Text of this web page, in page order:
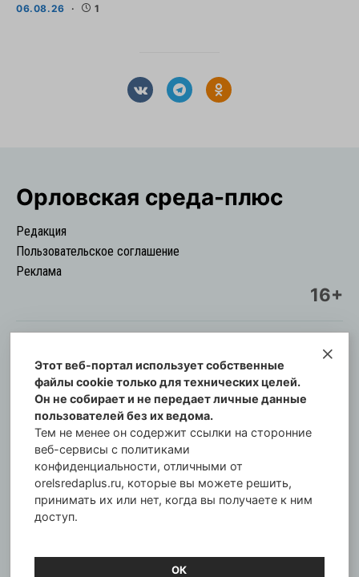
06.08.26 1
Орловская cреда-плюс
Редакция
Пользовательское соглашение
Реклама
16+
© Информационный городской портал
Орловская cреда-плюс, 2021-2026
Свидетельство о регистрации СМИ: ПИ №57-
00254 от 29 октября 2013 г.
Газета зарегистрирована Управлением
Федеральной службы по надзору в сфере связи,
информационных технологий и массовых
коммуникаций по Орловской области.
Главный редактор: Татьяна Филёва
Этот веб-портал использует собственные
файлы cookie только для технических целей.
Он не собирает и не передает личные данные
пользователей без их ведома.
Тем не менее он содержит ссылки на сторонние
веб-сервисы с политиками
конфиденциальности, отличными от
orelsredaplus.ru, которые вы можете решить,
принимать их или нет, когда вы получаете к ним
доступ.
ОК